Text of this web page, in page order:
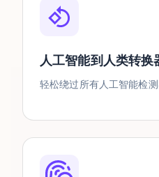
人工智能到人类转换
轻松绕过所有人工智能检